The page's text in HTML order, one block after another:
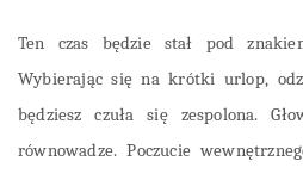
Ten czas będzie stał pod
Wybierając się na krótki urlop,
będziesz czuła się zespolona.
równowadze. Poczucie